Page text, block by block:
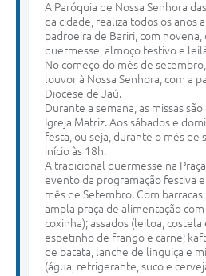
A Paróquia de Nossa Senhora
da cidade, realiza todos os anos
padroeira de Bariri, com novena,
quermesse, almoço festivo e
No começo do mês de
louvor à Nossa Senhora, com a
Diocese de Jaú.
Durante a semana, as missas
Igreja Matriz. Aos sábados e
festa, ou seja, durante o mês de
início às 18h.
A tradicional quermesse na
evento da programação festiva
mês de Setembro. Com
ampla praça de alimentação
coxinha); assados (leitoa,
espetinho de frango e carne;
de batata, lanche de linguiça e
(água, refrigerante, suco e